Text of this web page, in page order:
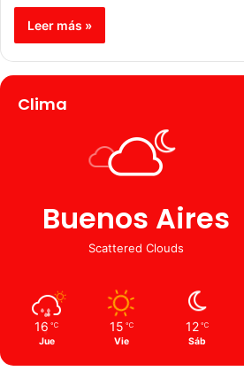
Leer más »
Clima
Buenos Aires
Scattered Clouds
16 ℃
Jue
15 ℃
Vie
12 ℃
Sáb